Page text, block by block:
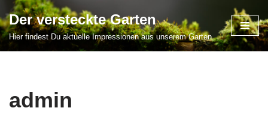
Zum
Inhalt
Der versteckte Garten
Hier findest Du aktuelle Impressionen aus unserem Garten
admin